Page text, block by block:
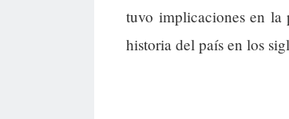
tuvo implicaciones en la
historia del país en los